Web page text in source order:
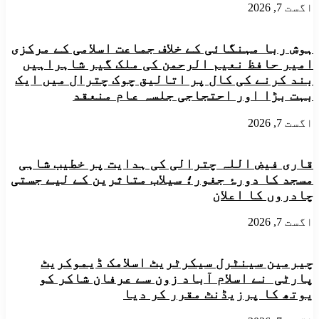
قیادت
اہم
جوائنٹ
سیکیورٹی
کانفرنس
منعقد
ڈبلیو
اپر
چترال
کا
مشترکہ
اجلاس
مسائل
اور
کرنے
کی
اگست 7, 2026
ہوش ربا مہنگائی کے خلاف جماعت اسلامی کے مرکزی
امیر حافظ نعیم الرحمن کی ملک گیر شاہراہیں
بند کرنے کی کال پر اتالیق چوک چترال میں ایک
بہت بڑا اور احتجاجی جلسہ عام منعقد
اگست 7, 2026
قاری فیض اللہ چترالی کی ہدایت پر خطیب شاہی
مسجد کا دورۂ جغور؛ سیلاب متاثرین کے لیے جستی
چادروں کا اعلان
اگست 7, 2026
چیرمین سینٹرل سیکرٹریٹ اسلامک ڈیموکریٹ
پارٹی نے اسلام آباد زون سے عرفان شاکر کو
یوتھ کا پرزیڈنٹ مقرر کر دیا